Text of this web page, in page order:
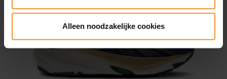
Alleen noodzakelijke cookies